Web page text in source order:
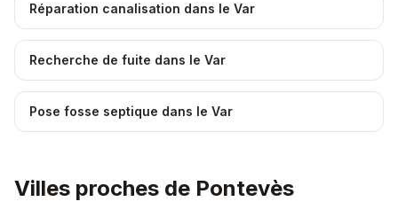
Réparation canalisation dans le Var
Recherche de fuite dans le Var
Pose fosse septique dans le Var
Villes proches de Pontevès